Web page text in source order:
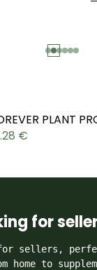
PLANT
€
for
sellers,
home to